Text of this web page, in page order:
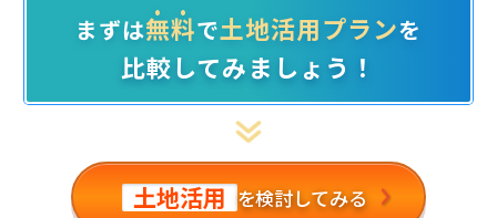
まずは無料で土地活用プランを
比較してみましょう！
土地活用 を検討してみる